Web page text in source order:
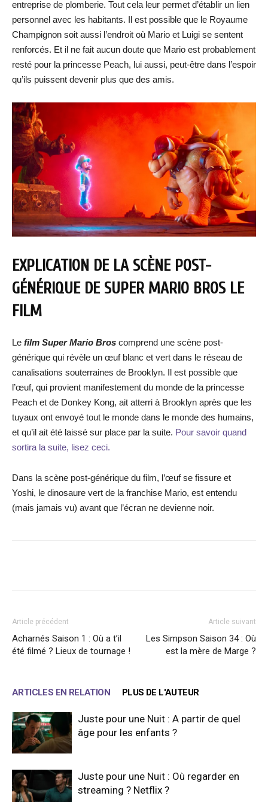
entreprise de plomberie. Tout cela leur permet d’établir un lien
personnel avec les habitants. Il est possible que le Royaume
Champignon soit aussi l’endroit où Mario et Luigi se sentent
renforcés. Et il ne fait aucun doute que Mario est probablement
resté pour la princesse Peach, lui aussi, peut-être dans l’espoir
qu’ils puissent devenir plus que des amis.
EXPLICATION DE LA SCÈNE POST-
GÉNÉRIQUE DE SUPER MARIO BROS LE
FILM
Le film Super Mario Bros comprend une scène post-
générique qui révèle un œuf blanc et vert dans le réseau de
canalisations souterraines de Brooklyn. Il est possible que
l’œuf, qui provient manifestement du monde de la princesse
Peach et de Donkey Kong, ait atterri à Brooklyn après que les
tuyaux ont envoyé tout le monde dans le monde des humains,
et qu’il ait été laissé sur place par la suite. Pour savoir quand
sortira la suite, lisez ceci.
Dans la scène post-générique du film, l’œuf se fissure et
Yoshi, le dinosaure vert de la franchise Mario, est entendu
(mais jamais vu) avant que l’écran ne devienne noir.
Article précédent
Acharnés Saison 1 : Où a t’il
été filmé ? Lieux de tournage !
Article suivant
Les Simpson Saison 34 : Où
est la mère de Marge ?
ARTICLES EN RELATION PLUS DE L'AUTEUR
Juste pour une Nuit : A partir de quel
âge pour les enfants ?
Juste pour une Nuit : Où regarder en
streaming ? Netflix ?